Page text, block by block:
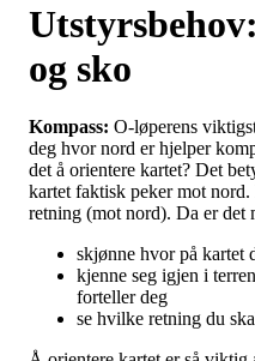
og sko
Kompass: O-løperens
deg hvor nord er hjelper
det å orientere kartet? Det
kartet faktisk peker mot
retning (mot nord). Da er det
skjønne hvor på kartet
kjenne seg igjen i
forteller deg
se hvilke retning du